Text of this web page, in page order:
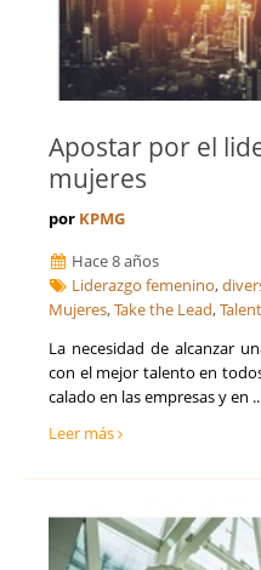
Apostar por el
mujeres
por KPMG
Hace 8 años
Liderazgo femenino,
Mujeres,Take the Lead,
La necesidad de alcanzar
con el mejor talento en
calado en las empresas y en
Leer más